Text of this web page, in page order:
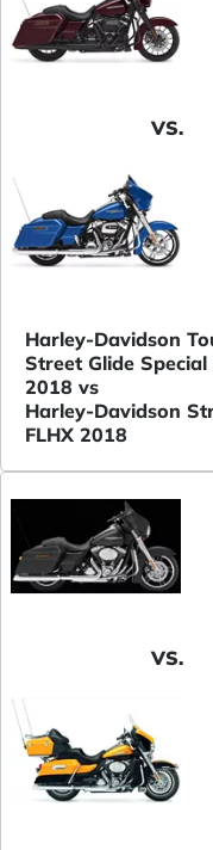
VS.
Harley-Davidson
Street Glide Special
2018 vs
Harley-Davidson
FLHX 2018
VS.